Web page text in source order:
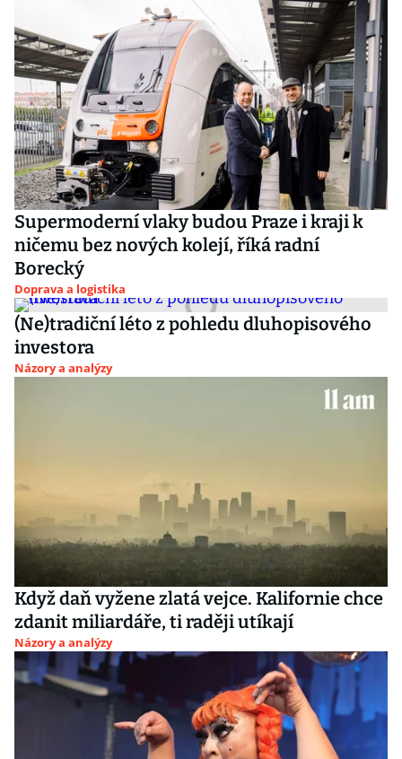
Supermoderní vlaky budou Praze i kraji k
ničemu bez nových kolejí, říká radní
Borecký
Doprava a logistika
(Ne)tradiční léto z pohledu dluhopisového
investora
Názory a analýzy
Když daň vyžene zlatá vejce. Kalifornie chce
zdanit miliardáře, ti raději utíkají
Názory a analýzy